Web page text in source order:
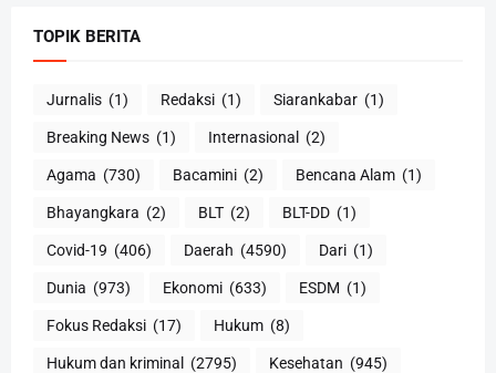
TOPIK BERITA
Jurnalis (1) Redaksi (1) Siarankabar (1)
Breaking News (1) Internasional (2)
Agama (730) Bacamini (2) Bencana Alam (1)
Bhayangkara (2) BLT (2) BLT-DD (1)
Covid-19 (406) Daerah (4590) Dari (1)
Dunia (973) Ekonomi (633) ESDM (1)
Fokus Redaksi (17) Hukum (8)
Hukum dan kriminal (2795) Kesehatan (945)